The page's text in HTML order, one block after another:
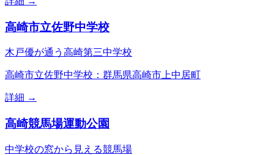
高崎市立佐野中学校
木戸優が通う高崎第三中学校
高崎市立佐野中学校：群馬県高崎市上中居町
詳細 →
高崎競馬場運動公園
中学校の窓から見える競馬場